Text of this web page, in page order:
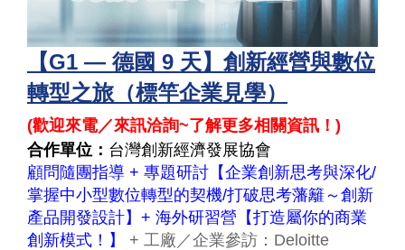
【G1 — 德國 9 天】創新經營與數位
轉型之旅（標竿企業見學）
(歡迎來電／來訊洽詢~了解更多相關資訊！ )
合作單位： 台灣創新經濟發展協會
顧問隨團指導 + 專題研討【企業創新思考與深化/
掌握中小型數位轉型的契機/打破思考藩籬～創新
產品開發設計】+ 海外研習營【打造屬你的商業
創新模式！】
+ 工廠／企業參訪：Deloitte